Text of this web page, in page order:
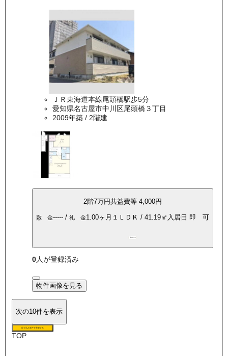
ＪＲ東海道本線尾頭橋駅歩5分
愛知県名古屋市中川区尾頭橋３丁目
2009年築/ 2階建
2階7万円共益費等 4,000円
敷 金-----/ 礼 金1.00ヶ月 １ＬＤＫ / 41.19㎡ 入居日 即 可
都市ガス
0人が登録済み
物件画像を見る
次の10件を表示
絞り込み条件を変更する
TOP